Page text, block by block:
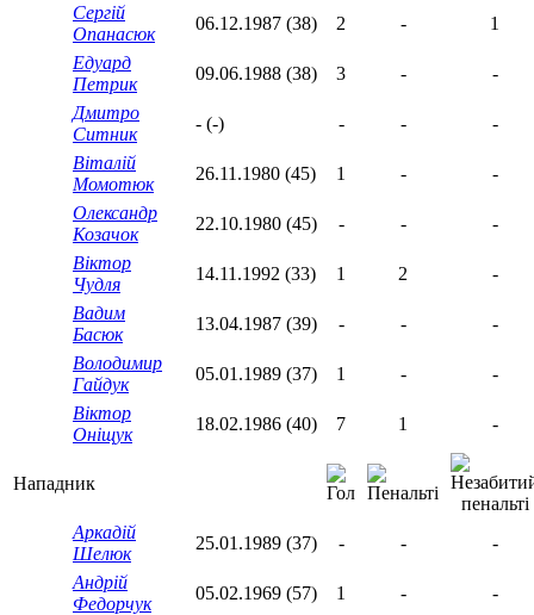
Сергій
Опанасюк
06.12.1987 (38) 2 -
1
Едуард
Петрик
09.06.1988 (38) 3 -
-
Дмитро
Ситник
- (-) - -
-
Віталій
Момотюк
26.11.1980 (45) 1 -
-
Олександр
Козачок
22.10.1980 (45) - -
-
Віктор
Чудля
14.11.1992 (33) 1 2
-
Вадим
Басюк
13.04.1987 (39) - -
-
Володимир
Гайдук
05.01.1989 (37) 1 -
-
Віктор
Оніщук
18.02.1986 (40) 7 1 -
Нападник
Аркадій
Шелюк
25.01.1989 (37) - -
-
Андрій
Федорчук
05.02.1969 (57) 1 -
-